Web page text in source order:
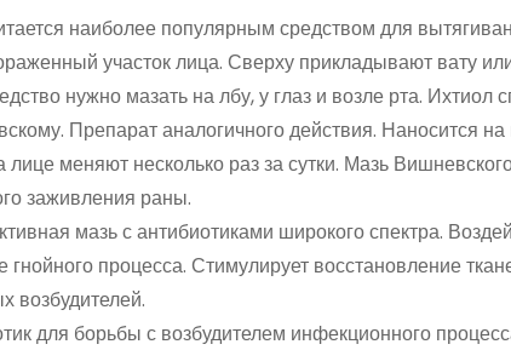
наиболее популярным средством для
участок лица. Сверху прикладывают вату
нужно мазать на лбу, у глаз и возле рта. Ихтиол
Препарат аналогичного действия. Наносится
лице меняют несколько раз за сутки. Мазь
заживления раны.
мазь с антибиотиками широкого спектра.
процесса. Стимулирует восстановление
возбудителей.
для борьбы с возбудителем инфекционного